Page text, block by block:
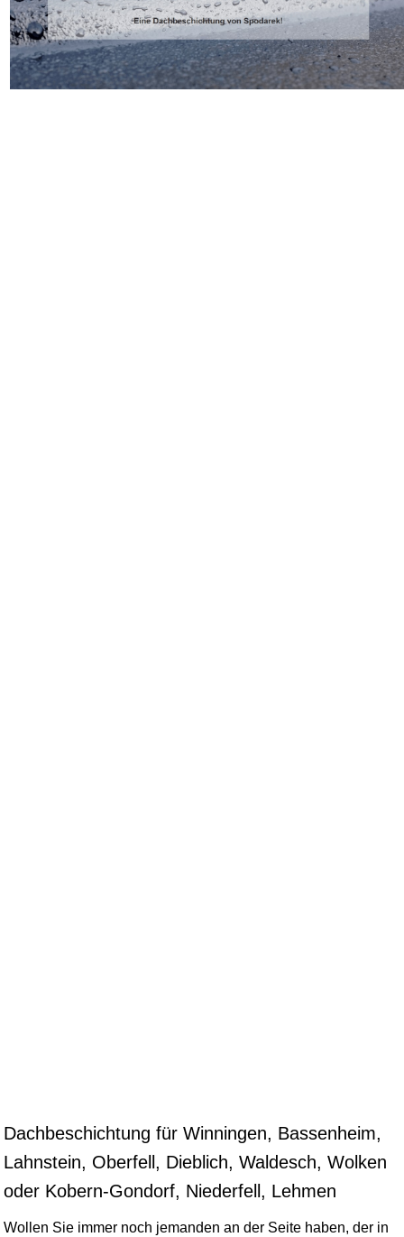
Dachbeschichtung für Winningen, Bassenheim,
Lahnstein, Oberfell, Dieblich, Waldesch, Wolken
oder Kobern-Gondorf, Niederfell, Lehmen
Wollen Sie immer noch jemanden an der Seite haben, der in